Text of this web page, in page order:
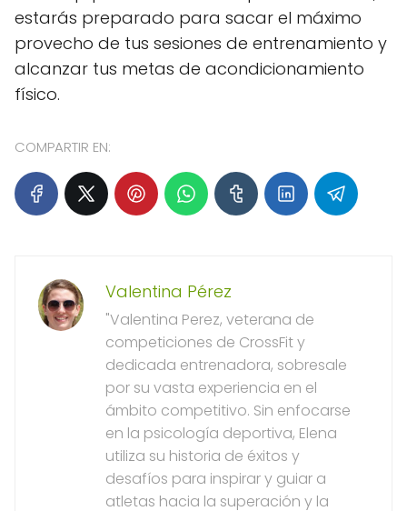
estarás preparado para sacar el máximo
provecho de tus sesiones de entrenamiento y
alcanzar tus metas de acondicionamiento
físico.
COMPARTIR EN:
Valentina Pérez
"Valentina Perez, veterana de
competiciones de CrossFit y
dedicada entrenadora, sobresale
por su vasta experiencia en el
ámbito competitivo. Sin enfocarse
en la psicología deportiva, Elena
utiliza su historia de éxitos y
desafíos para inspirar y guiar a
atletas hacia la superación y la